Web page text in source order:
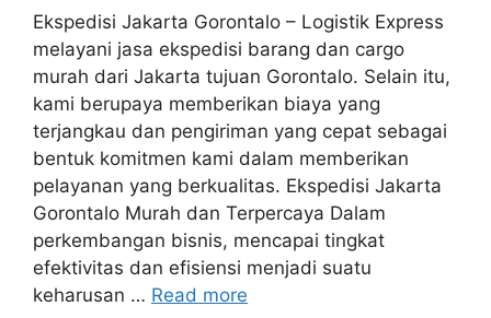
Ekspedisi Jakarta Gorontalo – Logistik Express
melayani jasa ekspedisi barang dan cargo
murah dari Jakarta tujuan Gorontalo. Selain itu,
kami berupaya memberikan biaya yang
terjangkau dan pengiriman yang cepat sebagai
bentuk komitmen kami dalam memberikan
pelayanan yang berkualitas. Ekspedisi Jakarta
Gorontalo Murah dan Terpercaya Dalam
perkembangan bisnis, mencapai tingkat
efektivitas dan efisiensi menjadi suatu
keharusan … Read more